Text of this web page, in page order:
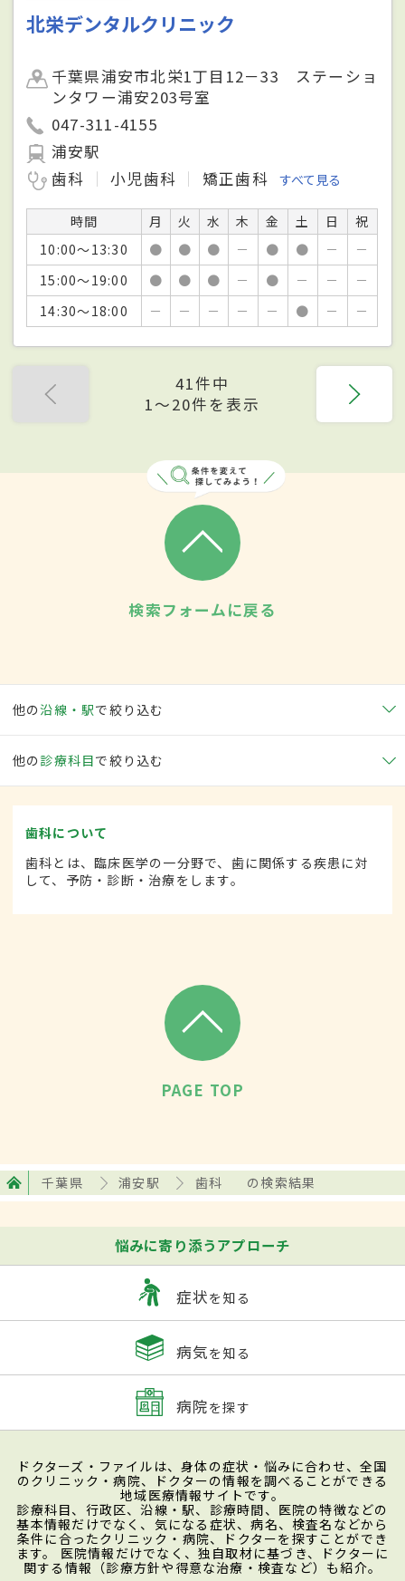
北栄デンタルクリニック
千葉県浦安市北栄1丁目12－33 ステーショ
ンタワー浦安203号室
047-311-4155
浦安駅
歯科
小児歯科 矯正歯科 すべて見る
時間 月 火 水 木 金 土 日
祝
10:00～13:30
● ● ● － ● ● －
－
15:00～19:00
● ● ● － ● － －
－
14:30～18:00
－ － － － － ● － －
41件中
1〜20件を表示
検索フォームに戻る
他の沿線・駅で絞り込む
他の 診療科目で絞り込む
歯科について
歯科とは、臨床医学の一分野で、歯に関係する疾患に対
して、予防・診断・治療をします。
PAGE TOP
千葉県 浦安駅 歯科 の検索結果
悩みに寄り添うアプローチ
症状を知る
病気を知る
病院を探す
ドクターズ・ファイルは、身体の症状・悩みに合わせ、全国
のクリニック・病院、ドクターの情報を調べることができる
地域医療情報サイトです。
診療科目、行政区、沿線・駅、診療時間、医院の特徴などの
基本情報だけでなく、気になる症状、病名、検査名などから
条件に合ったクリニック・病院、ドクターを探すことができ
ます。 医院情報だけでなく、独自取材に基づき、ドクターに
関する情報（診療方針や得意な治療・検査など）も紹介。